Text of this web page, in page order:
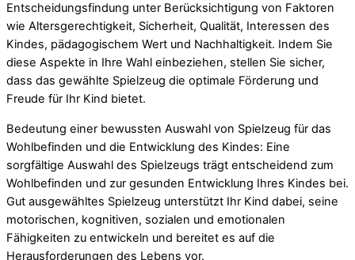
Entscheidungsfindung unter Berücksichtigung von Faktoren
wie Altersgerechtigkeit, Sicherheit, Qualität, Interessen des
Kindes, pädagogischem Wert und Nachhaltigkeit. Indem Sie
diese Aspekte in Ihre Wahl einbeziehen, stellen Sie sicher,
dass das gewählte Spielzeug die optimale Förderung und
Freude für Ihr Kind bietet.
Bedeutung einer bewussten Auswahl von Spielzeug für das
Wohlbefinden und die Entwicklung des Kindes: Eine
sorgfältige Auswahl des Spielzeugs trägt entscheidend zum
Wohlbefinden und zur gesunden Entwicklung Ihres Kindes bei.
Gut ausgewähltes Spielzeug unterstützt Ihr Kind dabei, seine
motorischen, kognitiven, sozialen und emotionalen
Fähigkeiten zu entwickeln und bereitet es auf die
Herausforderungen des Lebens vor.